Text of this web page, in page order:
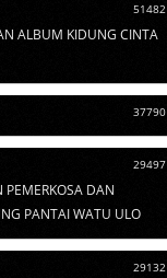
51482
ALBUM KIDUNG CINTA
37790
29497
PEMERKOSA DAN
PANTAI WATU ULO
29132